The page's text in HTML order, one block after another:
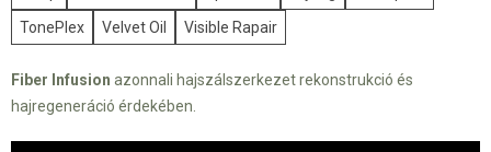
TonePlex
Velvet Oil Visible Rapair
Fiber Infusion azonnali hajszálszerkezet rekonstrukció és
hajregeneráció érdekében.